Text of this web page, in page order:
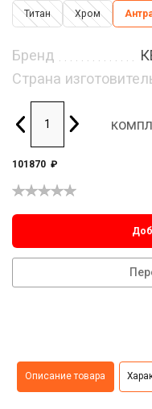
Титан Хром
Бренд
Страна
компл
101870 ₽
Описание товара